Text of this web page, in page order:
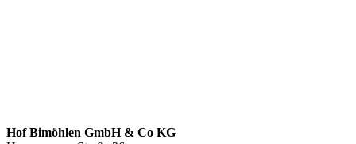
Hof Bimöhlen GmbH & Co KG